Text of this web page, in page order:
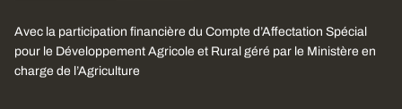
Avec la participation financière du Compte d’Affectation Spécial
pour le Développement Agricole et Rural géré par le Ministère en
charge de l’Agriculture